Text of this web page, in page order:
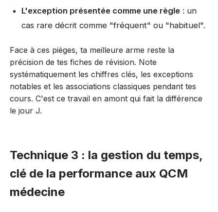
L'exception présentée comme une règle : un
cas rare décrit comme "fréquent" ou "habituel".
Face à ces pièges, ta meilleure arme reste la
précision de tes fiches de révision. Note
systématiquement les chiffres clés, les exceptions
notables et les associations classiques pendant tes
cours. C'est ce travail en amont qui fait la différence
le jour J.
Technique 3 : la gestion du temps,
clé de la performance aux QCM
médecine